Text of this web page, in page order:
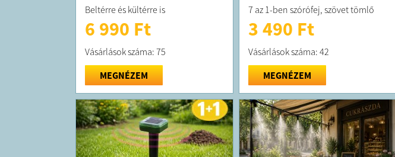
Beltérre és kültérre is
6 990 Ft
Vásárlások száma: 75
MEGNÉZEM
7 az 1-ben szórófej, szövet tömlő
3 490 Ft
Vásárlások száma: 42
MEGNÉZEM